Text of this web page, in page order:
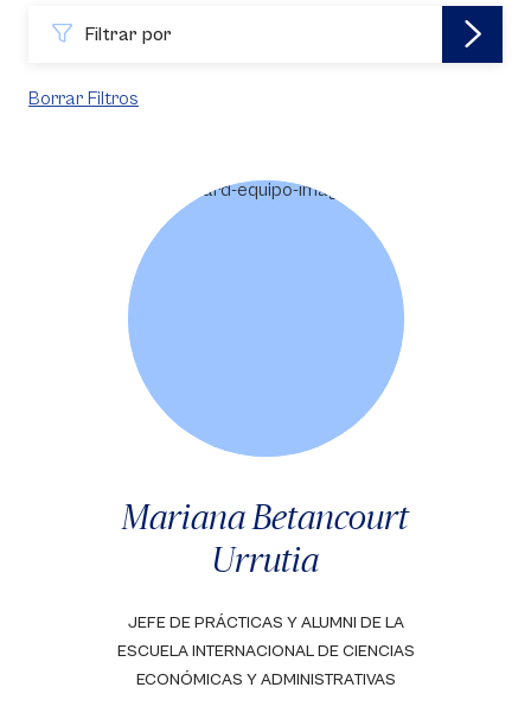
Filtrar por
Borrar Filtros
Mariana Betancourt
Urrutia
JEFE DE PRÁCTICAS Y ALUMNI DE LA
ESCUELA INTERNACIONAL DE CIENCIAS
ECONÓMICAS Y ADMINISTRATIVAS